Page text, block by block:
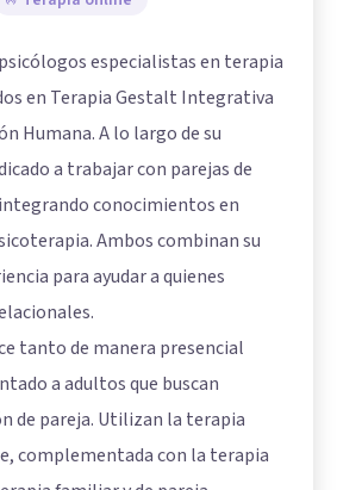
especialistas en terapia
en Terapia Gestalt Integrativa
Humana. A lo largo de su
a trabajar con parejas de
conocimientos en
Ambos combinan su
para ayudar a quienes
tanto de manera presencial
a adultos que buscan
de pareja. Utilizan la terapia
complementada con la terapia